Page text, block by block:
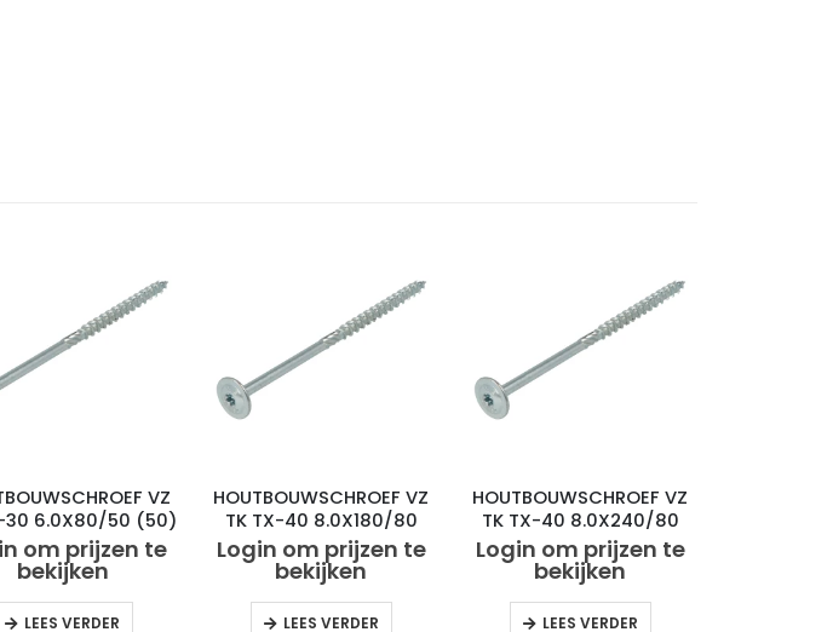
VZ
30 6.0X80/50 (50)
om prijzen te
bekijken
LEES VERDER
HOUTBOUWSCHROEF VZ
TK TX-40 8.0X180/80
(50)
Login om prijzen te
bekijken
LEES VERDER
HOUTBOUWSCHROEF VZ
TK TX-40 8.0X240/80
(50)
Login om prijzen te
bekijken
LEES VERDER